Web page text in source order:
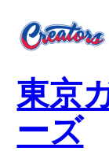
ス東京
ーズ